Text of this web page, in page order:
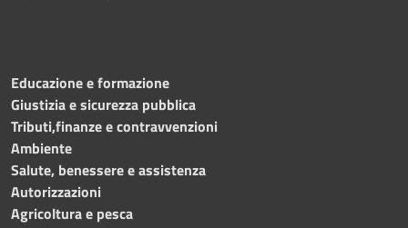
Educazione e formazione
Giustizia e sicurezza pubblica
Tributi,finanze e contravvenzioni
Ambiente
Salute, benessere e assistenza
Autorizzazioni
Agricoltura e pesca